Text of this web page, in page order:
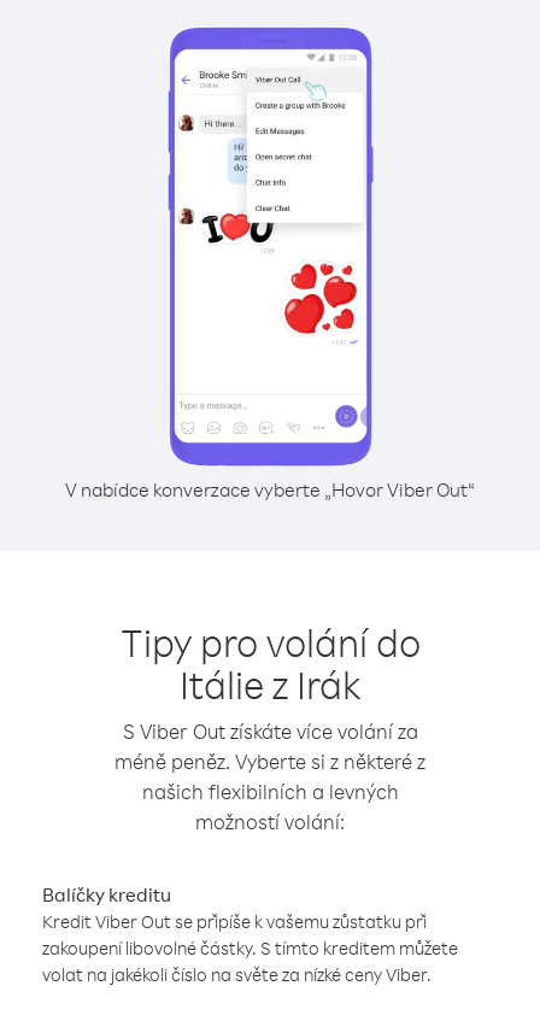
V nabídce konverzace vyberte „Hovor Viber Out“
Tipy pro volání do
Itálie z Irák
S Viber Out získáte více volání za
méně peněz. Vyberte si z některé z
našich flexibilních a levných
možností volání:
Balíčky kreditu
Kredit Viber Out se připíše k vašemu zůstatku při
zakoupení libovolné částky. S tímto kreditem můžete
volat na jakékoli číslo na světe za nízké ceny Viber.